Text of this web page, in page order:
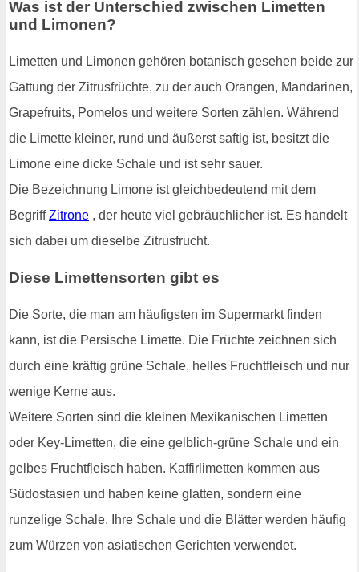
Was ist der Unterschied zwischen Limetten
und Limonen?
Limetten und Limonen gehören botanisch gesehen beide zur
Gattung der Zitrusfrüchte, zu der auch Orangen, Mandarinen,
Grapefruits, Pomelos und weitere Sorten zählen. Während
die Limette kleiner, rund und äußerst saftig ist, besitzt die
Limone eine dicke Schale und ist sehr sauer.
Die Bezeichnung Limone ist gleichbedeutend mit dem
BegriffZitrone , der heute viel gebräuchlicher ist. Es handelt
sich dabei um dieselbe Zitrusfrucht.
Diese Limettensorten gibt es
Die Sorte, die man am häufigsten im Supermarkt finden
kann, ist die Persische Limette. Die Früchte zeichnen sich
durch eine kräftig grüne Schale, helles Fruchtfleisch und nur
wenige Kerne aus.
Weitere Sorten sind die kleinen Mexikanischen Limetten
oder Key-Limetten, die eine gelblich-grüne Schale und ein
gelbes Fruchtfleisch haben. Kaffirlimetten kommen aus
Südostasien und haben keine glatten, sondern eine
runzelige Schale. Ihre Schale und die Blätter werden häufig
zum Würzen von asiatischen Gerichten verwendet.